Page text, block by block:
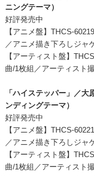
ニングテーマ）
好評発売中
【アニメ盤】THCS-
／アニメ描き下ろしジャ
【アーティスト盤】
曲/1枚組／アーティスト
「ハイステッパー」／
ンディングテーマ）
好評発売中
【アニメ盤】THCS-
／アニメ描き下ろしジャ
【アーティスト盤】
曲/1枚組／アーティスト